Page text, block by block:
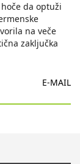
da optuži
na veče
zaključka
E-MAIL